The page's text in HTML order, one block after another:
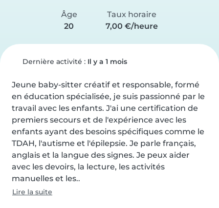
Âge
20
Taux horaire
7,00 €/heure
Dernière activité : Il y a 1 mois
Jeune baby-sitter créatif et responsable, formé
en éducation spécialisée, je suis passionné par le
travail avec les enfants. J'ai une certification de
premiers secours et de l'expérience avec les
enfants ayant des besoins spécifiques comme le
TDAH, l'autisme et l'épilepsie. Je parle français,
anglais et la langue des signes. Je peux aider
avec les devoirs, la lecture, les activités
manuelles et les..
Lire la suite